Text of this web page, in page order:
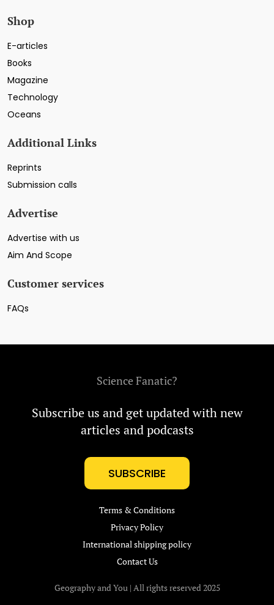
Shop
E-articles
Books
Magazine
Technology
Oceans
Additional Links
Reprints
Submission calls
Advertise
Advertise with us
Aim And Scope
Customer services
FAQs
Science Fanatic?
Subscribe us and get updated with new
articles and podcasts
SUBSCRIBE
Terms & Conditions
Privacy Policy
International shipping policy
Contact Us
Geography and You | All rights reserved 2025